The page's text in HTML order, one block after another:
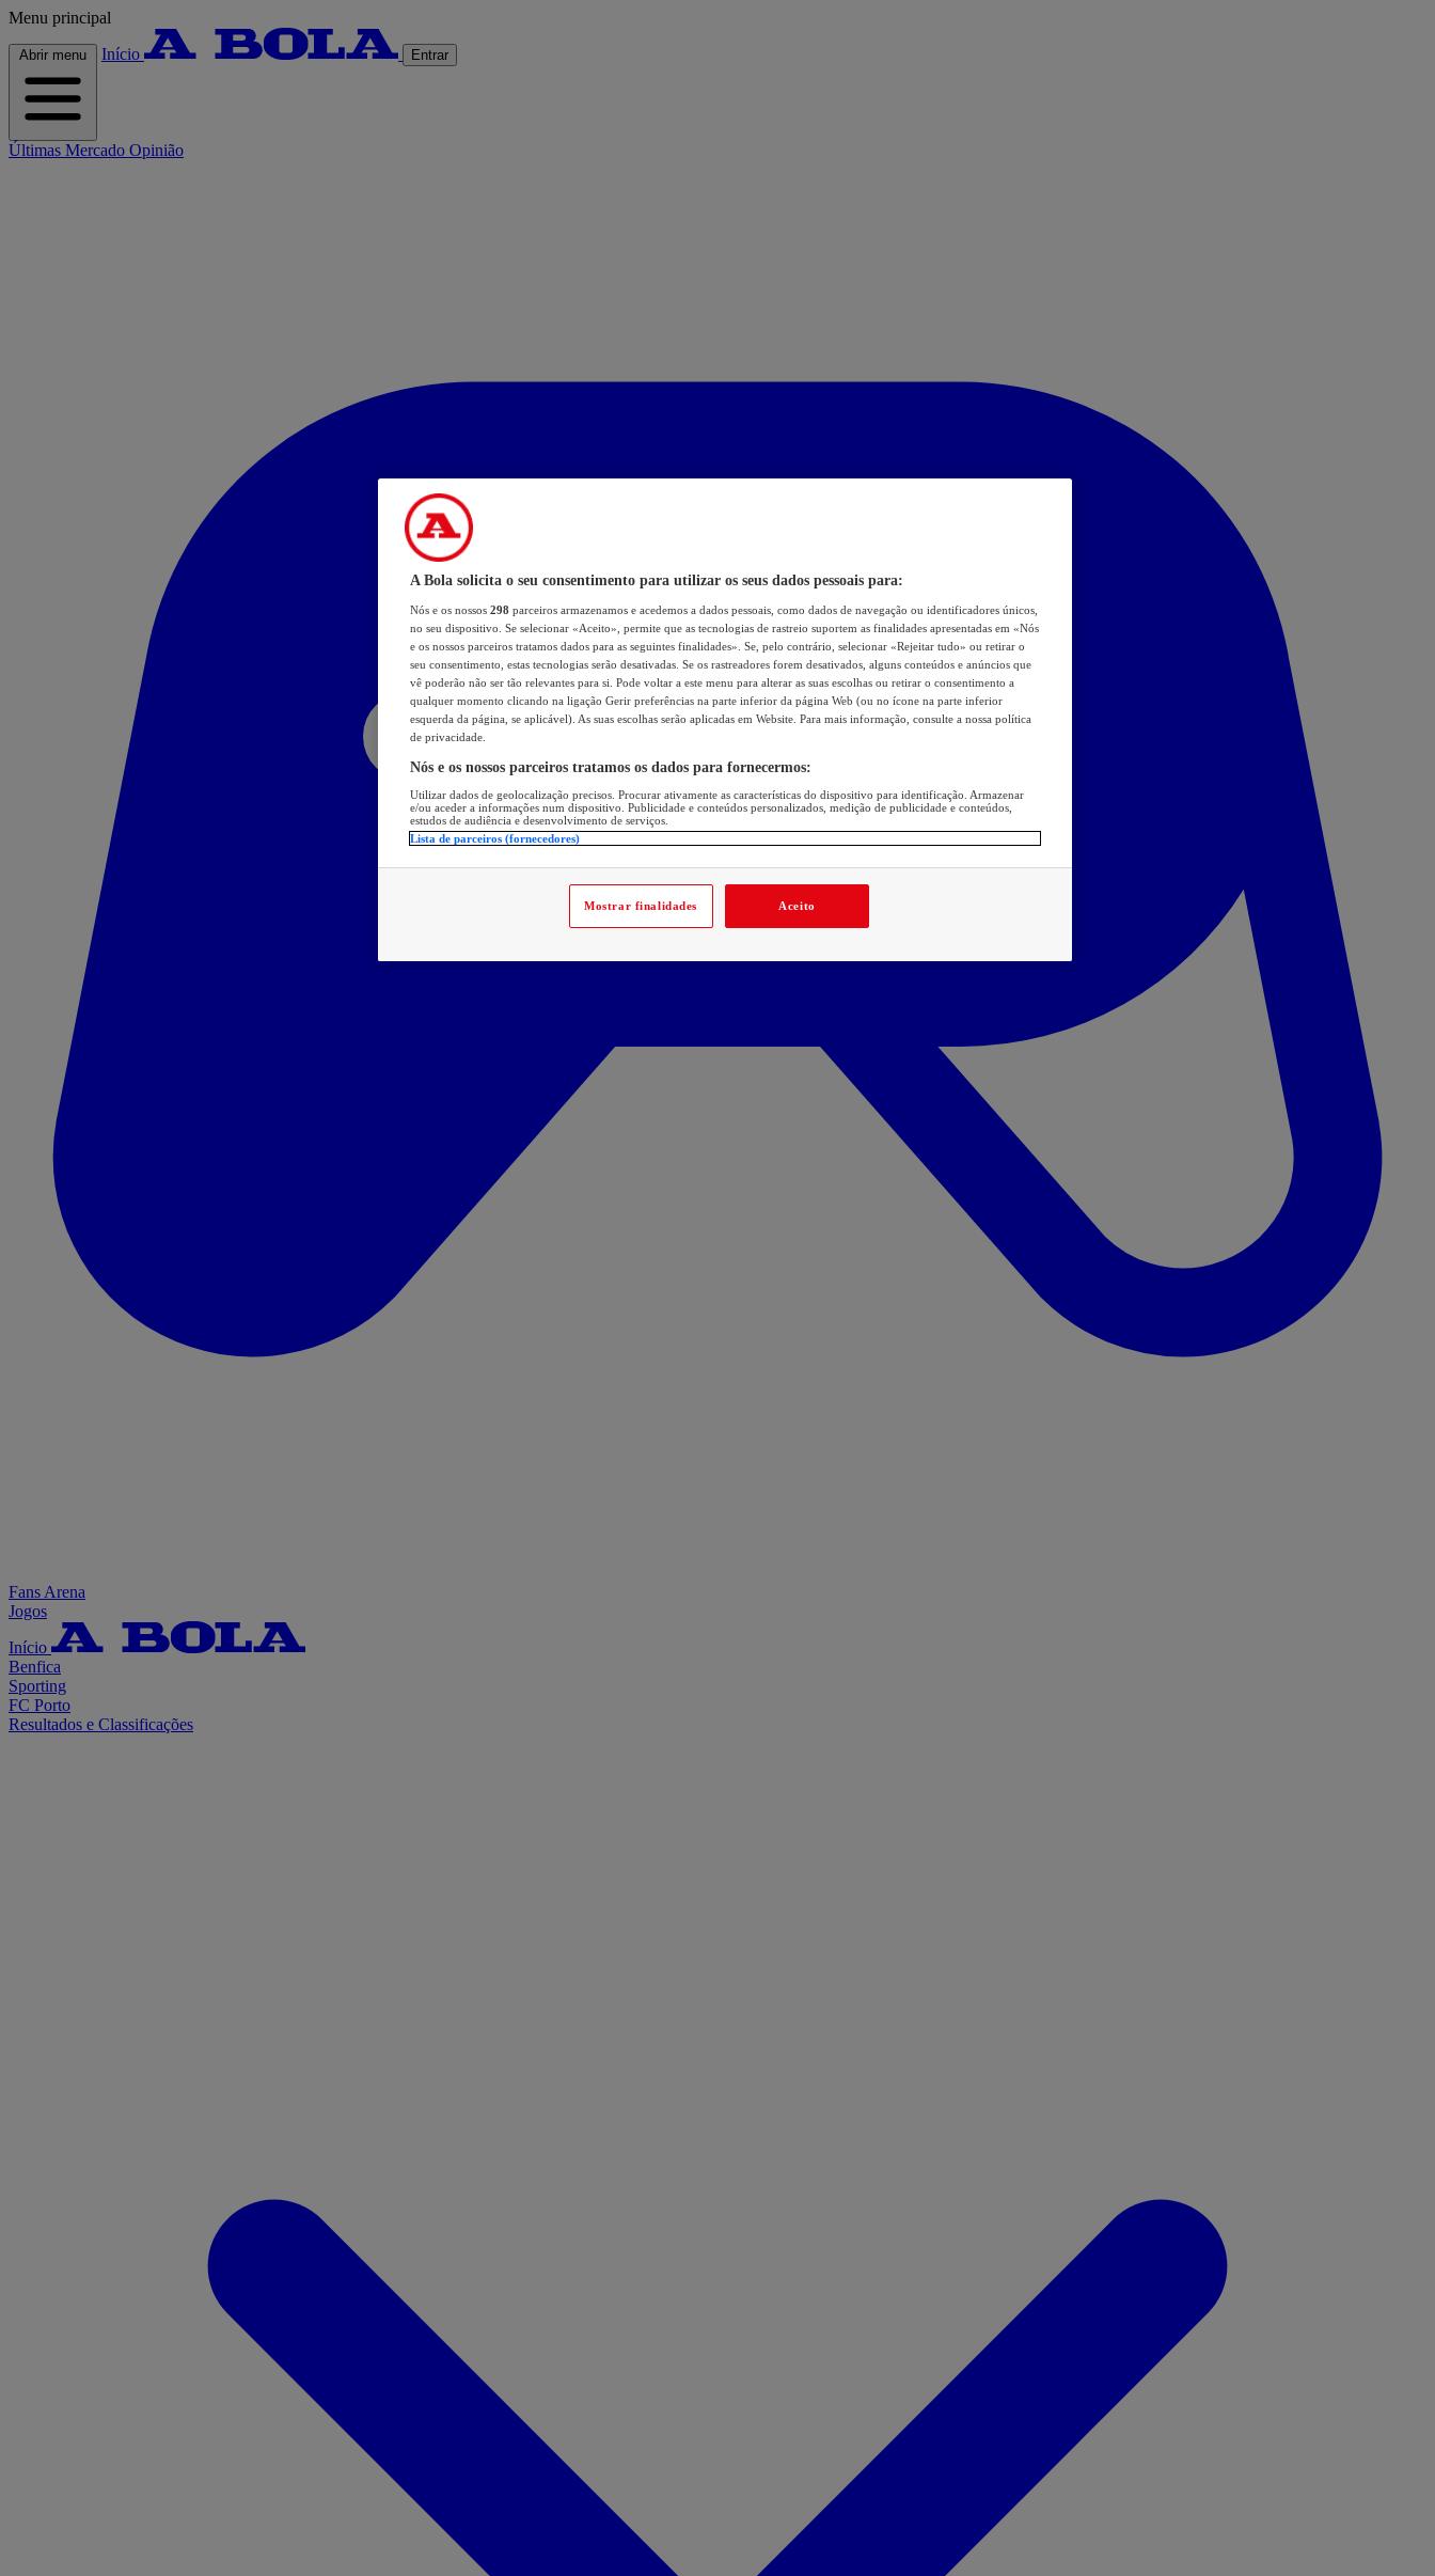
Menu principal
Abrir menu Início Entrar
Últimas Mercado Opinião
Fans Arena
Jogos
Início
Benfica
Sporting
FC Porto
Resultados e Classificações
A Bola solicita o seu consentimento para utilizar os seus dados pessoais para:
Nós e os nossos 298 parceiros armazenamos e acedemos a dados pessoais, como dados de navegação ou identificadores únicos,
no seu dispositivo. Se selecionar «Aceito», permite que as tecnologias de rastreio suportem as finalidades apresentadas em «Nós
e os nossos parceiros tratamos dados para as seguintes finalidades». Se, pelo contrário, selecionar «Rejeitar tudo» ou retirar o
seu consentimento, estas tecnologias serão desativadas. Se os rastreadores forem desativados, alguns conteúdos e anúncios que
vê poderão não ser tão relevantes para si. Pode voltar a este menu para alterar as suas escolhas ou retirar o consentimento a
qualquer momento clicando na ligação Gerir preferências na parte inferior da página Web (ou no ícone na parte inferior
esquerda da página, se aplicável). As suas escolhas serão aplicadas em Website. Para mais informação, consulte a nossa política
de privacidade.
Nós e os nossos parceiros tratamos os dados para fornecermos:
Utilizar dados de geolocalização precisos. Procurar ativamente as características do dispositivo para identificação. Armazenar
e/ou aceder a informações num dispositivo. Publicidade e conteúdos personalizados, medição de publicidade e conteúdos,
estudos de audiência e desenvolvimento de serviços.
Lista de parceiros (fornecedores)
Mostrar finalidades Aceito